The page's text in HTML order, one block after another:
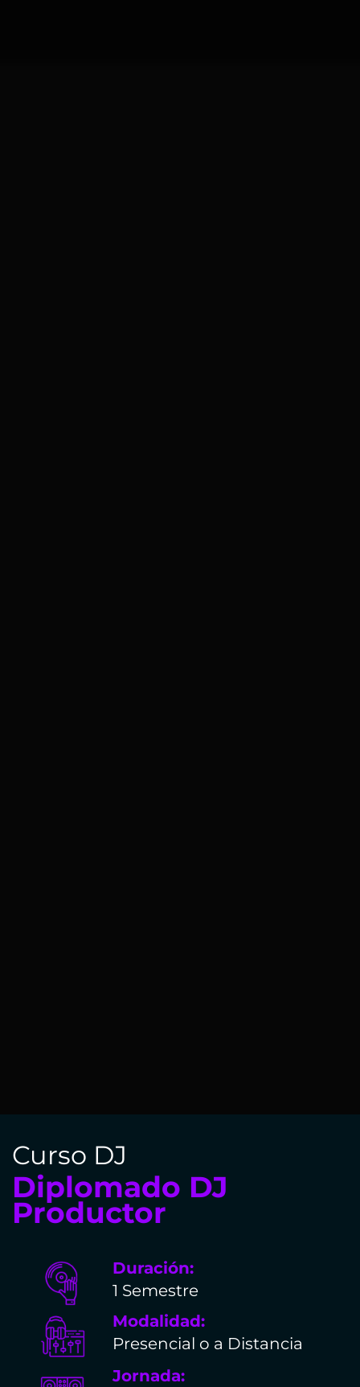
Curso DJ
Diplomado DJ
Productor
Duración:
1 Semestre
Modalidad:
Presencial o a Distancia
Jornada: